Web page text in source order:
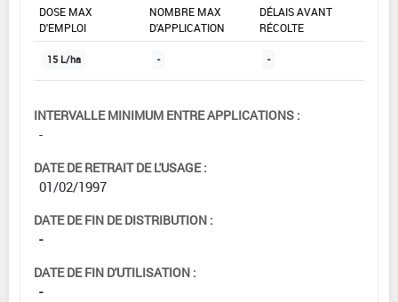
DOSE MAX
D'EMPLOI
NOMBRE MAX
D'APPLICATION
DÉLAIS AVANT
RÉCOLTE
15 L/ha - -
INTERVALLE MINIMUM ENTRE APPLICATIONS :
-
DATE DE RETRAIT DE L'USAGE :
01/02/1997
DATE DE FIN DE DISTRIBUTION :
-
DATE DE FIN D'UTILISATION :
-